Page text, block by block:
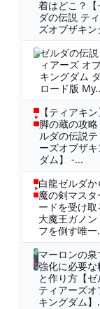
着はどこ？【
ダの伝説 テ
ズオブザキン
ゼルダの伝
ィアーズ オ
キングダム
ロード版
【ティアキ
脚の蔵の攻
ルダの伝説
ーズオブザ
ダム】 -...
白龍ゼルダか
魔の剣マスタ
ードを受け取
大魔王ガノン
フを倒す唯一
マーロンの泉
強化に必要な
と作り方【ゼ
ティアーズオ
キングダム】